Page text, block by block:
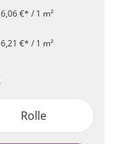
6,06 €* / 1 m²
6,21 €* / 1 m²
Rolle